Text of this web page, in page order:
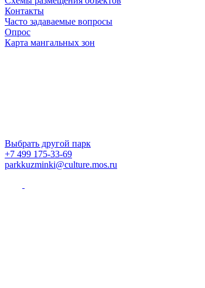
Контакты
Часто задаваемые вопросы
Опрос
Карта мангальных зон
Выбрать другой парк
+7 499 175-33-69
parkkuzminki@culture.mos.ru